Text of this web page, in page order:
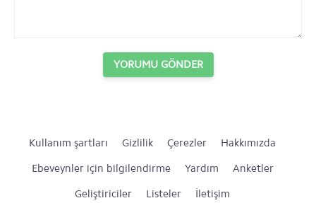
YORUMU GÖNDER
Kullanım şartları Gizlilik Çerezler
Hakkımızda
Ebeveynler için bilgilendirme
Yardım
Anketler
Geliştiriciler
Listeler İletişim